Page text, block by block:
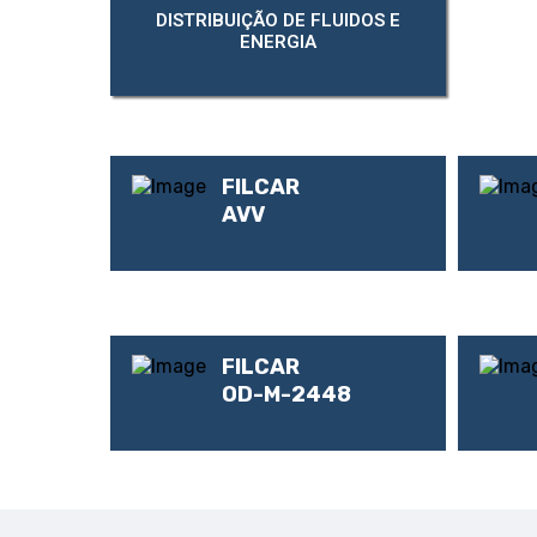
DISTRIBUIÇÃO DE FLUIDOS E
ENERGIA
FILCAR
AVV
FILCAR
OD-M-2448